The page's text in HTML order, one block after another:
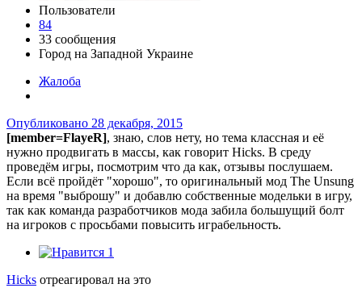
Пользователи
84
33 сообщения
Город на Западной Украине
Жалоба
Опубликовано 28 декабря, 2015
[member=FlayeR], знаю, слов нету, но тема классная и её
нужно продвигать в массы, как говорит Hicks. В среду
проведём игры, посмотрим что да как, отзывы послушаем.
Если всё пройдёт "хорошо", то оригинальный мод The Unsung
на время "выброшу" и добавлю собственные модельки в игру,
так как команда разработчиков мода забила большущий болт
на игроков с просьбами повысить играбельность.
1
Hicks отреагировал на это